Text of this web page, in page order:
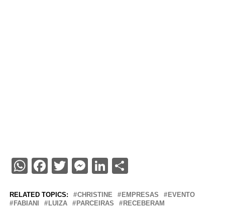
WhatsApp
Facebook
Twitter
Messenger
LinkedIn
Share
RELATED TOPICS: CHRISTINE EMPRESAS
EVENTO
FABIANI
LUIZA PARCEIRAS RECEBERAM